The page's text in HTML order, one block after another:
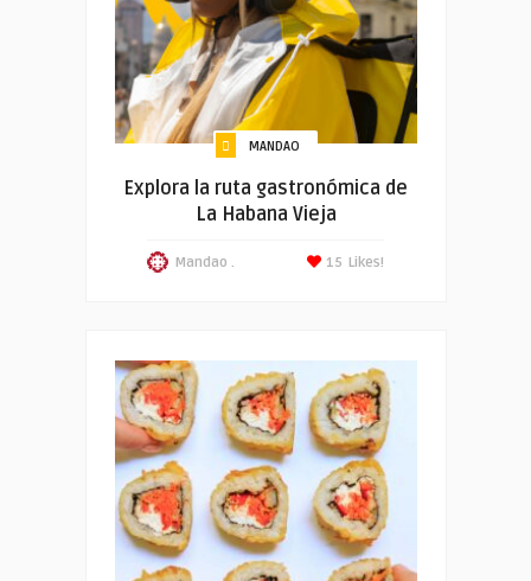
MANDAO
Explora la ruta gastronómica de
La Habana Vieja
Mandao . Likes!
15